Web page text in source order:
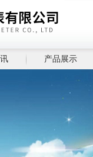
产品展示